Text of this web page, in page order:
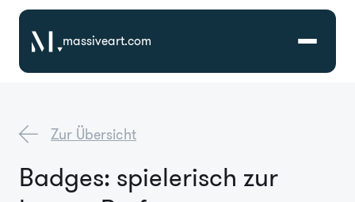
massiveart.com
Zur Übersicht
Badges: spielerisch zur